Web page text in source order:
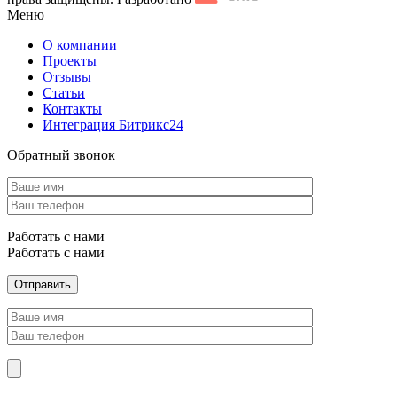
Меню
О компании
Проекты
Отзывы
Статьи
Контакты
Интеграция Битрикс24
Обратный звонок
Работать с нами
Работать с нами